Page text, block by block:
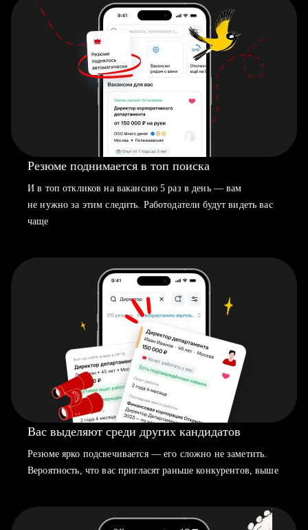
Резюме поднимается в топ поиска
И в топ откликов на вакансию 5 раз в день — вам
не нужно за этим следить. Работодатели будут видеть вас
чаще
Вас выделяют среди других кандидатов
Резюме ярко подсвечивается — его сложно не заметить.
Вероятность, что вас пригласят раньше конкурентов, выше